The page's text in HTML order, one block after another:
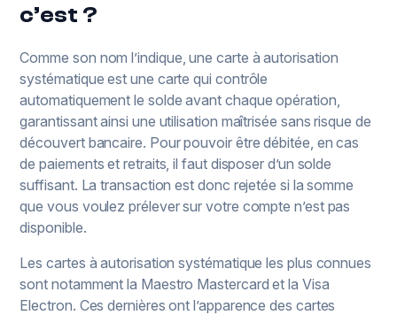
c’est ?
Comme son nom l’indique, une carte à autorisation
systématique est une carte qui contrôle
automatiquement le solde avant chaque opération,
garantissant ainsi une utilisation maîtrisée sans risque de
découvert bancaire. Pour pouvoir être débitée, en cas
de paiements et retraits, il faut disposer d’un solde
suffisant. La transaction est donc rejetée si la somme
que vous voulez prélever sur votre compte n’est pas
disponible.
Les cartes à autorisation systématique les plus connues
sont notamment la Maestro Mastercard et la Visa
Electron. Ces dernières ont l’apparence des cartes